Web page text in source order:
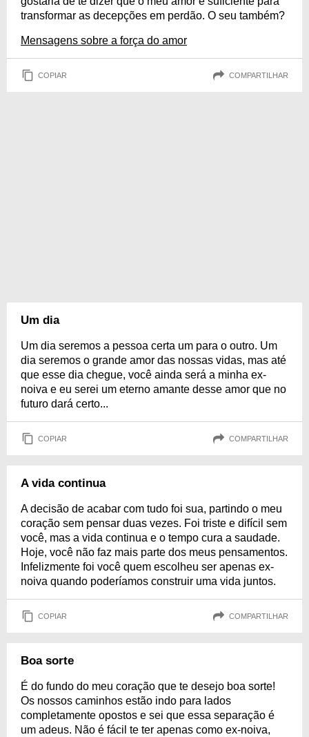
transformar as decepções em perdão. O seu também?
Mensagens sobre a força do amor
COPIAR COMPARTILHAR
Um dia
Um dia seremos a pessoa certa um para o outro. Um
dia seremos o grande amor das nossas vidas, mas até
que esse dia chegue, você ainda será a minha ex-
noiva e eu serei um eterno amante desse amor que no
futuro dará certo...
COPIAR COMPARTILHAR
A vida continua
A decisão de acabar com tudo foi sua, partindo o meu
coração sem pensar duas vezes. Foi triste e difícil sem
você, mas a vida continua e o tempo cura a saudade.
Hoje, você não faz mais parte dos meus pensamentos.
Infelizmente foi você quem escolheu ser apenas ex-
noiva quando poderíamos construir uma vida juntos.
COPIAR COMPARTILHAR
Boa sorte
É do fundo do meu coração que te desejo boa sorte!
Os nossos caminhos estão indo para lados
completamente opostos e sei que essa separação é
um adeus. Não é fácil te ter apenas como ex-noiva,